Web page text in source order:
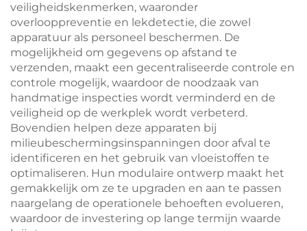
veiligheidskenmerken, waaronder
overlooppreventie en lekdetectie, die zowel
apparatuur als personeel beschermen. De
mogelijkheid om gegevens op afstand te
verzenden, maakt een gecentraliseerde controle en
controle mogelijk, waardoor de noodzaak van
handmatige inspecties wordt verminderd en de
veiligheid op de werkplek wordt verbeterd.
Bovendien helpen deze apparaten bij
milieubeschermingsinspanningen door afval te
identificeren en het gebruik van vloeistoffen te
optimaliseren. Hun modulaire ontwerp maakt het
gemakkelijk om ze te upgraden en aan te passen
naargelang de operationele behoeften evolueren,
waardoor de investering op lange termijn waarde